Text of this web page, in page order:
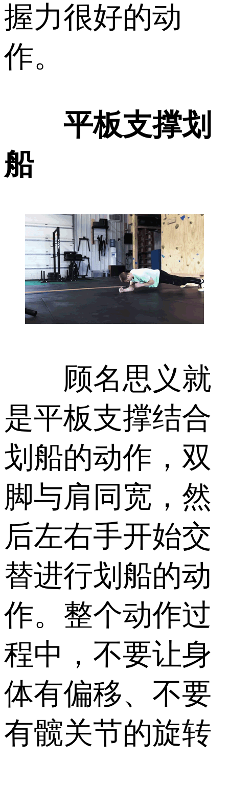
握力很好的动
作。
平板支撑划
船
顾名思义就
是平板支撑结合
划船的动作，双
脚与肩同宽，然
后左右手开始交
替进行划船的动
作。整个动作过
程中，不要让身
体有偏移、不要
有髋关节的旋转